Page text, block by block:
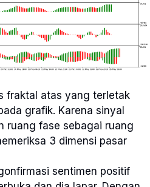
fraktal atas yang terletak
grafik. Karena sinyal
ruang fase sebagai ruang
3 dimensi pasar
sentimen positif